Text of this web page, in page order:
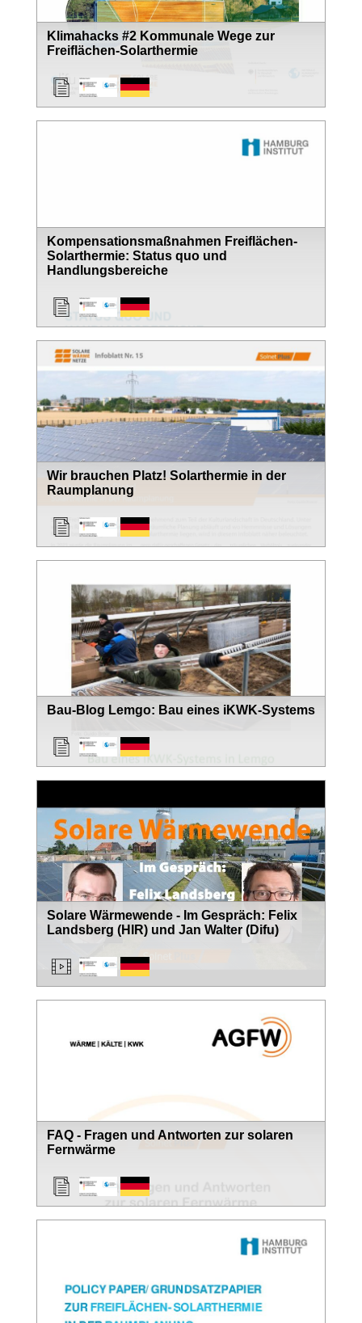
Klimahacks #2 Kommunale Wege zur
Freiflächen-Solarthermie
Kompensationsmaßnahmen Freiflächen-
Solarthermie: Status quo und
Handlungsbereiche
Wir brauchen Platz! Solarthermie in der
Raumplanung
Bau-Blog Lemgo: Bau eines iKWK-Systems
Solare Wärmewende - Im Gespräch: Felix
Landsberg (HIR) und Jan Walter (Difu)
FAQ - Fragen und Antworten zur solaren
Fernwärme